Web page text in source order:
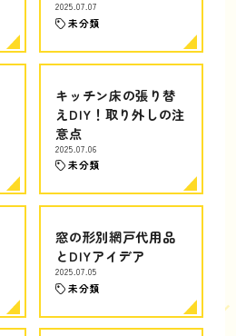
2025.07.07
未分類
キッチン床の張り替
えDIY！取り外しの注
意点
2025.07.06
未分類
窓の形別網戸代用品
とDIYアイデア
2025.07.05
未分類